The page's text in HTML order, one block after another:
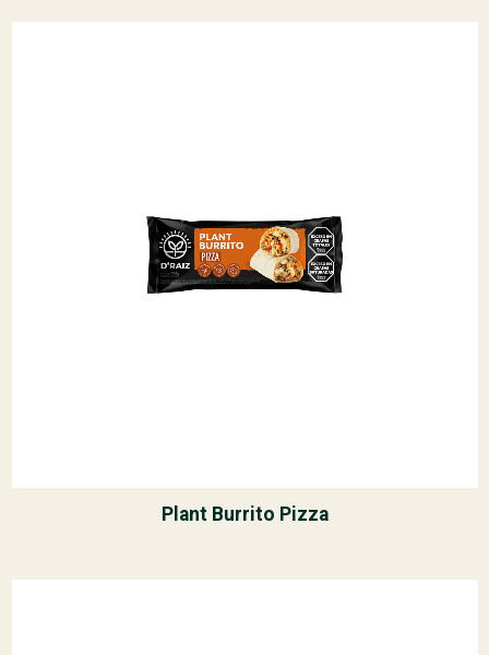
Plant Burrito Pizza